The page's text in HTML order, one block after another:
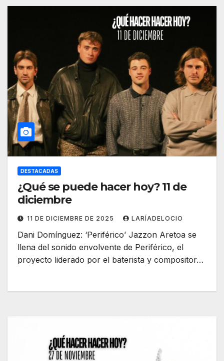
DESTACADAS
¿Qué se puede hacer hoy? 11 de
diciembre
11 DE DICIEMBRE DE 2025 LARÍADELOCIO
Dani Domínguez: ‘Periférico’ Jazzon Aretoa se
llena del sonido envolvente de Periférico, el
proyecto liderado por el baterista y compositor…